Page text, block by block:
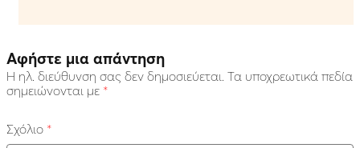
Αφήστε μια απάντηση
Η ηλ. διεύθυνση σας δεν δημοσιεύεται. Τα υποχρεωτικά πεδία
σημειώνονται με *
Σχόλιο *